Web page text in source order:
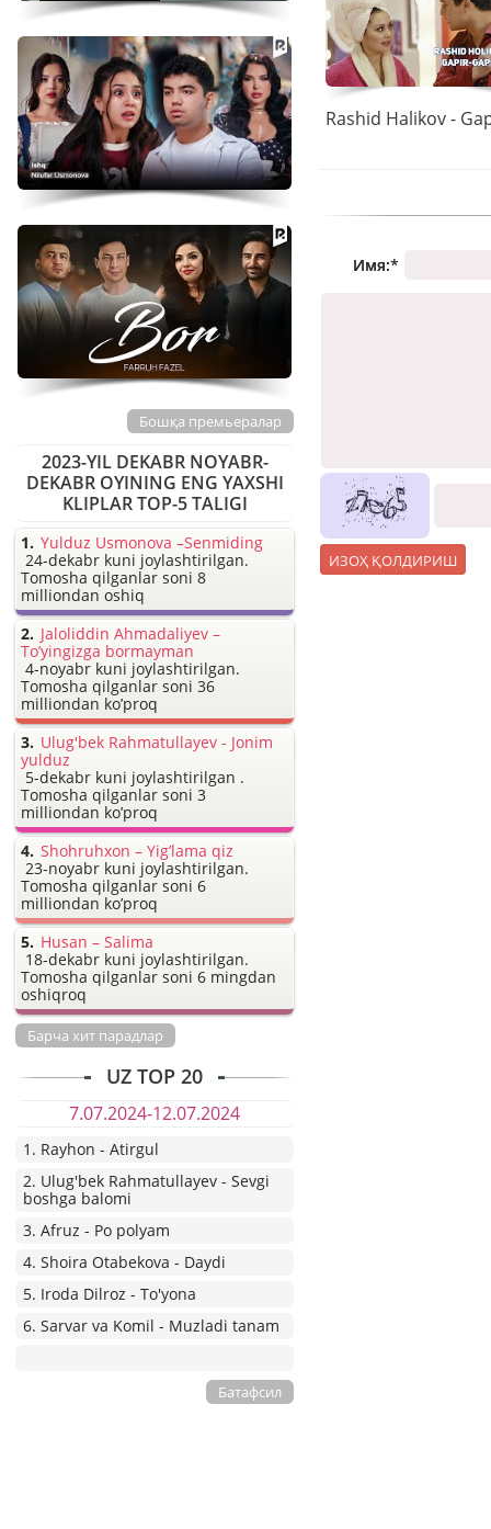
Имя:*
Бошқа премьералар
2023-YIL DEKABR NOYABR-
DEKABR OYINING ENG YAXSHI
KLIPLAR TOP-5 TALIGI
Yulduz Usmonova –Senmiding
24-dekabr kuni joylashtirilgan.
Tomosha qilganlar soni 8
milliondan oshiq
Jaloliddin Ahmadaliyev –
To’yingizga bormayman
4-noyabr kuni joylashtirilgan.
Tomosha qilganlar soni 36
milliondan ko’proq
Ulug'bek Rahmatullayev - Jonim
yulduz
5-dekabr kuni joylashtirilgan .
Tomosha qilganlar soni 3
milliondan ko’proq
Shohruhxon – Yig’lama qiz
23-noyabr kuni joylashtirilgan.
Tomosha qilganlar soni 6
milliondan ko’proq
Husan – Salima
18-dekabr kuni joylashtirilgan.
Tomosha qilganlar soni 6 mingdan
oshiqroq
Барча хит парадлар
UZ TOP 20
7.07.2024-12.07.2024
1. Rayhon - Atirgul
2. Ulug'bek Rahmatullayev - Sevgi
boshga balomi
3. Afruz - Po polyam
4. Shoira Otabekova - Daydi
5. Iroda Dilroz - To'yona
6. Sarvar va Komil - Muzladi tanam
Батафсил